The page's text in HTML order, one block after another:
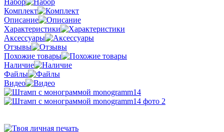
Комплект
Описание
Характеристики
Аксессуары
Отзывы
Похожие товары
Наличие
Файлы
Видео